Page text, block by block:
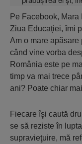
Pe Facebook, Mara
Ziua Educaţiei, îmi
Am o mare
când vine vorba
România este pe
timp va mai trece
ani? Poate chiar
Fiecare îşi caută
se să reziste în
supravieţuire, mă